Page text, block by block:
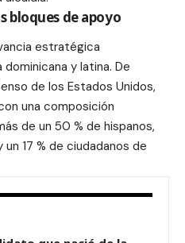
bloques de apoyo
estratégica
y latina. De
de los Estados Unidos,
una composición
de un 50 % de hispanos,
17 % de ciudadanos de